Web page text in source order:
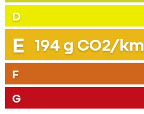
D
E 194 g CO2/km
F
G